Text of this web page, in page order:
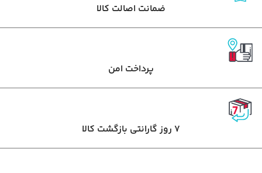
ضمانت اصالت کالا
پرداخت امن
7 روز گارانتی بازگشت کالا